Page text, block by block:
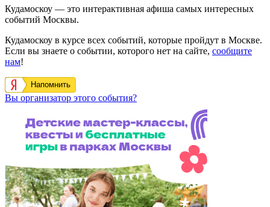
Кудамоскоу — это интерактивная афиша самых интересных
событий Москвы.
Кудамоскоу в курсе всех событий, которые пройдут в Москве.
Если вы знаете о событии, которого нет на сайте, сообщите
нам!
Напомнить
Вы организатор этого события?